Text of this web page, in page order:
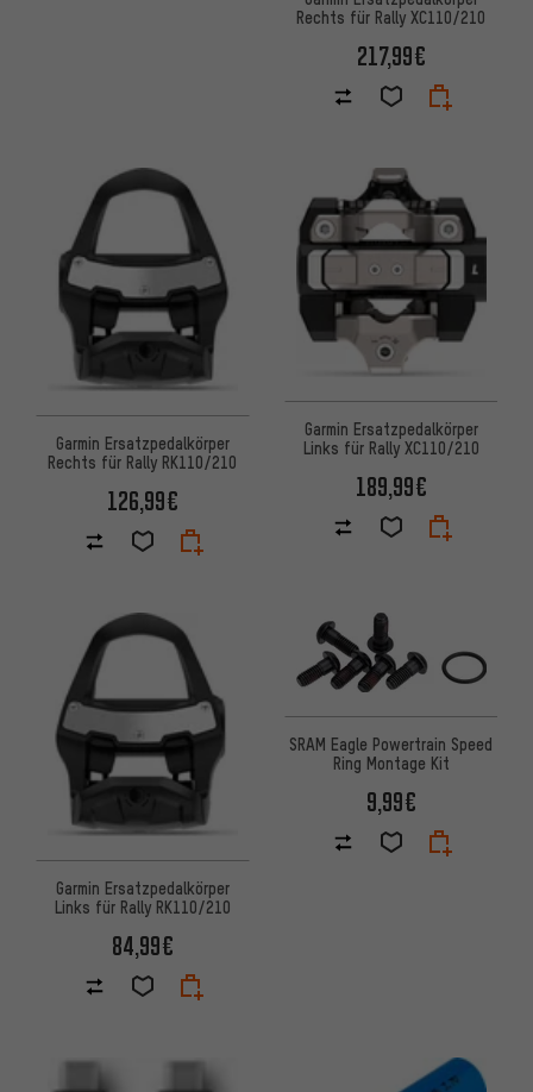
Rechts für Rally XC110/210
217,99€
Garmin Ersatzpedalkörper
Rechts für Rally RK110/210
126,99€
Garmin Ersatzpedalkörper
Links für Rally XC110/210
189,99€
Garmin Ersatzpedalkörper
Links für Rally RK110/210
84,99€
SRAM Eagle Powertrain Speed
Ring Montage Kit
9,99€